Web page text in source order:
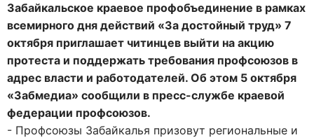
Забайкальское краевое профобъединение в рамках
всемирного дня действий «За достойный труд» 7
октября приглашает читинцев выйти на акцию
протеста и поддержать требования профсоюзов в
адрес власти и работодателей. Об этом 5 октября
«Забмедиа» сообщили в пресс-службе краевой
федерации профсоюзов.
- Профсоюзы Забайкалья призовут региональные и